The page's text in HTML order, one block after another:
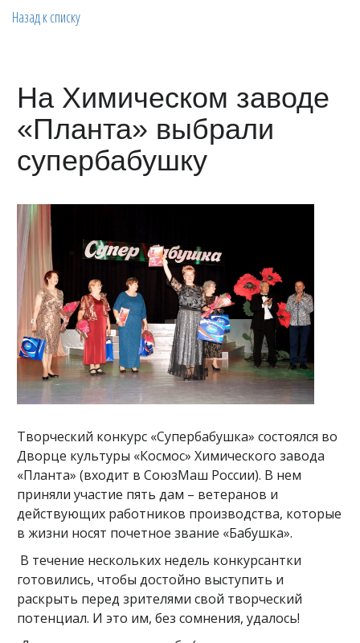
Назад к списку
На Химическом заводе
«Планта» выбрали
супербабушку
Творческий конкурс «Супербабушка» состоялся во
Дворце культуры «Космос» Химического завода
«Планта» (входит в СоюзМаш России). В нем
приняли участие пять дам – ветеранов и
действующих работников производства, которые
в жизни носят почетное звание «Бабушка».
В течение нескольких недель конкурсантки
готовились, чтобы достойно выступить и
раскрыть перед зрителями свой творческий
потенциал. И это им, без сомнения, удалось!